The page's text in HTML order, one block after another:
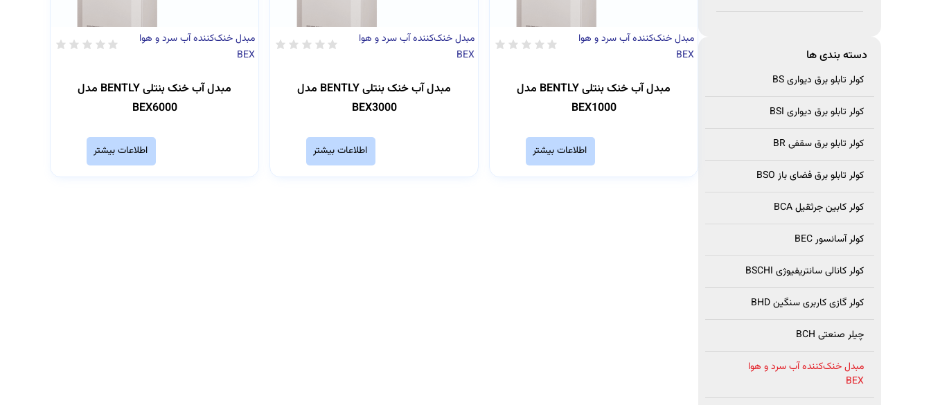
دسته بندی ها
کولر تابلو برق دیواری BS
کولر تابلو برق دیواری BSI
کولر تابلو برق سقفی BR
کولر تابلو برق فضای باز BSO
کولر کابین جرثقیل BCA
کولر آسانسور BEC
کولر کانالی سانتریفیوژی BSCHI
کولر گازی کاربری سنگین BHD
چیلر صنعتی BCH
مبدل خنک‌کننده آب سرد و هوا
BEX
مبدل خنک‌کننده آب سرد و هوا
BEX
مبدل آب خنک بنتلی BENTLY مدل
BEX1000
اطلاعات بیشتر
مبدل خنک‌کننده آب سرد و هوا
BEX
مبدل آب خنک بنتلی BENTLY مدل
BEX3000
اطلاعات بیشتر
مبدل خنک‌کننده آب سرد و هوا
BEX
مبدل آب خنک بنتلی BENTLY مدل
BEX6000
اطلاعات بیشتر